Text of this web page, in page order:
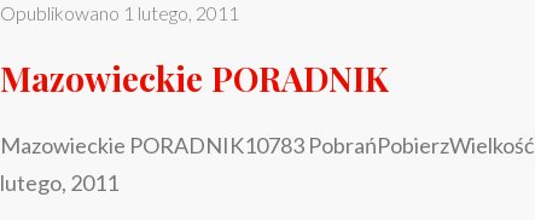
Opublikowano 1 lutego, 2011
Mazowieckie PORADNIK
Mazowieckie PORADNIK10783
lutego, 2011